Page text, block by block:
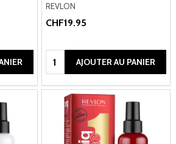
REVLON
CHF19.95
Quantité:AJOUTER AU PANIER